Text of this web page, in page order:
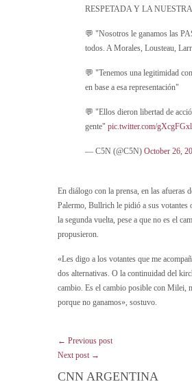
RESPETADA Y LA
💬 "Nosotros le ganamos las
todos. A Morales, Lousteau,
💬 "Tenemos una legitimidad
en base a esa representación"
💬 "Ellos dieron libertad de
gente" pic.twitter.com/
— C5N (@C5N) October 26,
En diálogo con la prensa, en las afueras
Palermo, Bullrich le pidió a sus votantes
la segunda vuelta, pese a que no es el
propusieron.
«Les digo a los votantes que me
dos alternativas. O la continuidad del
cambio. Es el cambio posible con Milei,
porque no ganamos», sostuvo.
← Previous post
Next post →
CNN ARGENTINA